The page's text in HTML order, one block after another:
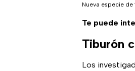
Nueva especie de
Te puede
Tiburón
Los